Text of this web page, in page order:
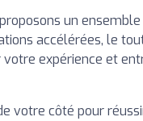
un
accélérées, le
expérience et
votre côté pour